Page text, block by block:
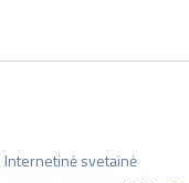
Internetinė svetainė